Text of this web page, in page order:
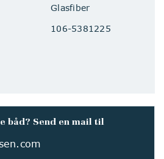
Glasfiber
106-5381225
båd? Send en mail til